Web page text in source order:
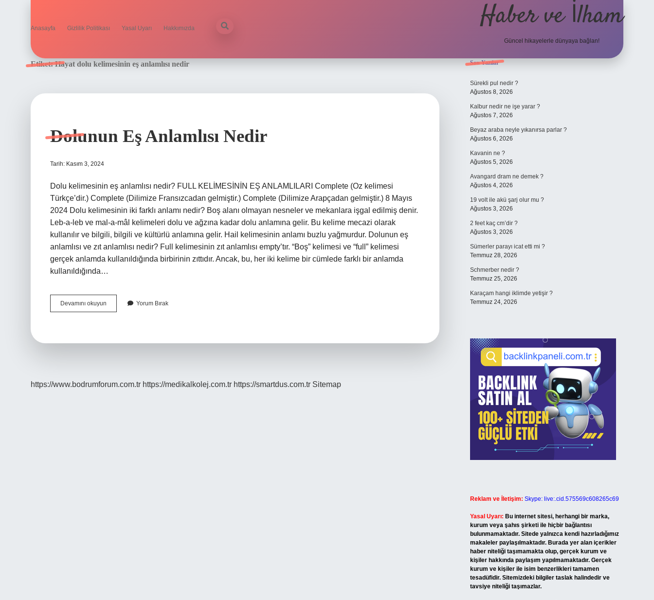
Anasayfa Gizlilik Politikası Yasal Uyarı Hakkımızda Haber ve İlham
Güncel hikayelerle dünyaya bağlan!
Etiket:Hayat dolu kelimesinin eş anlamlısı nedir
Dolunun Eş Anlamlısı Nedir
Tarih: Kasım 3, 2024
Dolu kelimesinin eş anlamlısı nedir? FULL KELİMESİNİN EŞ ANLAMLILARI Complete (Oz kelimesi
Türkçe’dir.) Complete (Dilimize Fransızcadan gelmiştir.) Complete (Dilimize Arapçadan gelmiştir.) 8 Mayıs
2024 Dolu kelimesinin iki farklı anlamı nedir? Boş alanı olmayan nesneler ve mekanlara işgal edilmiş denir.
Leb-a-leb ve mal-a-mâl kelimeleri dolu ve ağzına kadar dolu anlamına gelir. Bu kelime mecazi olarak
kullanılır ve bilgili, bilgili ve kültürlü anlamına gelir. Hail kelimesinin anlamı buzlu yağmurdur. Dolunun eş
anlamlısı ve zıt anlamlısı nedir? Full kelimesinin zıt anlamlısı empty’tır. “Boş” kelimesi ve “full” kelimesi
gerçek anlamda kullanıldığında birbirinin zıttıdır. Ancak, bu, her iki kelime bir cümlede farklı bir anlamda
kullanıldığında…
Devamını okuyun Dolunun
Eş
Yorum Bırak
https://www.bodrumforum.com.tr https://medikalkolej.com.tr https://smartdus.com.tr Sitemap
Sidebar
Son Yazılar
Sürekli pul nedir ?
Ağustos 8, 2026
Kalbur nedir ne işe yarar ?
Ağustos 7, 2026
Beyaz araba neyle yıkanırsa parlar ?
Ağustos 6, 2026
Kavanin ne ?
Ağustos 5, 2026
Avangard dram ne demek ?
Ağustos 4, 2026
19 volt ile akü şarj olur mu ?
Ağustos 3, 2026
2 feet kaç cm’dir ?
Ağustos 3, 2026
Sümerler parayı icat etti mi ?
Temmuz 28, 2026
Schmerber nedir ?
Temmuz 25, 2026
Karaçam hangi iklimde yetişir ?
Temmuz 24, 2026
Reklam ve İletişim: Skype: live:.cid.575569c608265c69
Yasal Uyarı: Bu internet sitesi, herhangi bir marka,
kurum veya şahıs şirketi ile hiçbir bağlantısı
bulunmamaktadır. Sitede yalnızca kendi hazırladığımız
makaleler paylaşılmaktadır. Burada yer alan içerikler
haber niteliği taşımamakta olup, gerçek kurum ve
kişiler hakkında paylaşım yapılmamaktadır. Gerçek
kurum ve kişiler ile isim benzerlikleri tamamen
tesadüfidir. Sitemizdeki bilgiler taslak halindedir ve
tavsiye niteliği taşımazlar.